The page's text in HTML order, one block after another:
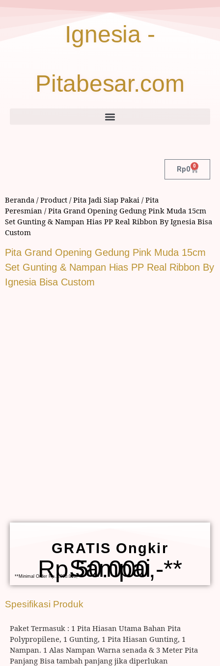
Ignesia -
Pitabesar.com
Rp0 0
Beranda /Product /Pita Jadi Siap Pakai /Pita
Peresmian / Pita Grand Opening Gedung Pink Muda 15cm
Set Gunting & Nampan Hias PP Real Ribbon By Ignesia Bisa
Custom
Pita Grand Opening Gedung Pink Muda 15cm
Set Gunting & Nampan Hias PP Real Ribbon By
Ignesia Bisa Custom
GRATIS Ongkir
Sampai Rp.50.000,-**
**Minimal Order Rp.1.000.000,-
Spesifikasi Produk
Paket Termasuk : 1 Pita Hiasan Utama Bahan Pita
Polypropilene, 1 Gunting, 1 Pita Hiasan Gunting, 1
Nampan. 1 Alas Nampan Warna senada & 3 Meter Pita
Panjang Bisa tambah panjang jika diperlukan